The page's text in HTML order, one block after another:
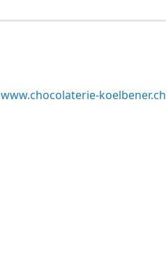
www.chocolaterie-koelbener.ch